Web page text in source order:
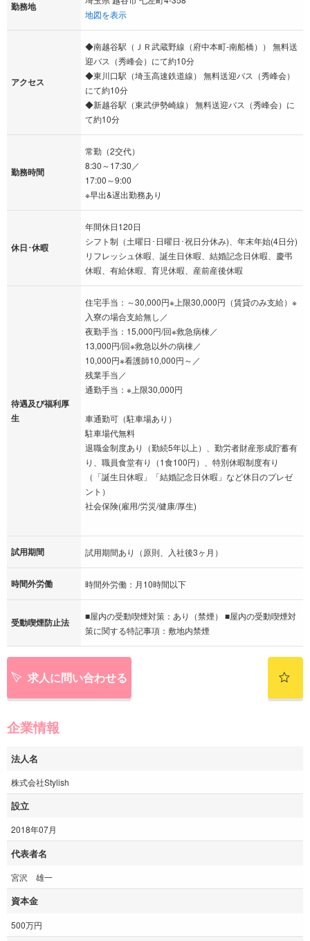
勤務地
地図を表示
アクセス
◆南越谷駅（ＪＲ武蔵野線（府中本町-南船橋）） 無料送
迎バス（秀峰会）にて約10分
◆東川口駅（埼玉高速鉄道線） 無料送迎バス（秀峰会）
にて約10分
◆新越谷駅（東武伊勢崎線） 無料送迎バス（秀峰会）に
て約10分
勤務時間
常勤（2交代）
8:30～17:30／
17:00～9:00
※早出&遅出勤務あり
休日･休暇
年間休日120日
シフト制（土曜日･日曜日･祝日分休み)、年末年始(4日分)
リフレッシュ休暇、誕生日休暇、結婚記念日休暇、慶弔
休暇、有給休暇、育児休暇、産前産後休暇
待遇及び福利厚
生
住宅手当：～30,000円※上限30,000円（賃貸のみ支給）※
入寮の場合支給無し／
夜勤手当：15,000円/回※救急病棟／
13,000円/回※救急以外の病棟／
10,000円※看護師10,000円～／
残業手当／
通勤手当：※上限30,000円
車通勤可（駐車場あり）
駐車場代無料
退職金制度あり（勤続5年以上）、勤労者財産形成貯蓄有
り、職員食堂有り（1食100円）、特別休暇制度有り
（「誕生日休暇」「結婚記念日休暇」など休日のプレゼ
ント）
社会保険(雇用/労災/健康/厚生)
試用期間 試用期間あり（原則、入社後3ヶ月）
時間外労働 時間外労働：月10時間以下
受動喫煙防止法
■屋内の受動喫煙対策：あり（禁煙） ■屋内の受動喫煙対
策に関する特記事項：敷地内禁煙
求人に問い合わせる
企業情報
法人名
株式会社Stylish
設立
2018年07月
代表者名
宮沢 雄一
資本金
500万円